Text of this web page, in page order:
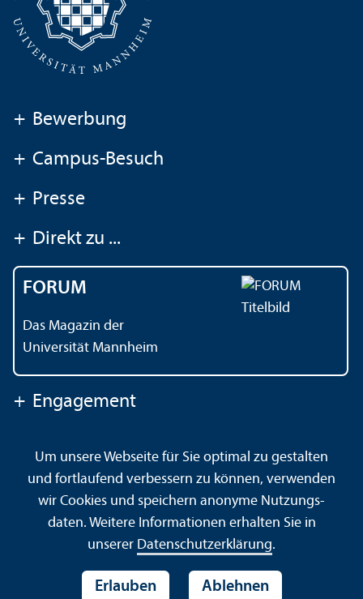
+ Bewerbung
+ Campus-Besuch
+ Presse
+ Direkt zu ...
FORUM
Das Magazin der
Universität Mannheim
+ Engagement
Kontakt Impressum Datenschutz
Barrierefreiheit
Gebärdensprache
Leichte Sprache
Sitemap
Hausordnung
Sicherheit und Notfälle
Um unsere Webseite für Sie optimal zu gestalten
und fortlaufend verbessern zu können, verwenden
wir Cookies und speichern anonyme Nutzungs­
daten. Weitere Informationen erhalten Sie in
unserer Datenschutz­erklärung.
Erlauben Ablehnen